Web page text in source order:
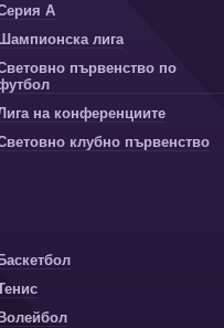
А
Шампионска лига
първенство по
на конференциите
клубно първенство
Баскетбол
Волейбол